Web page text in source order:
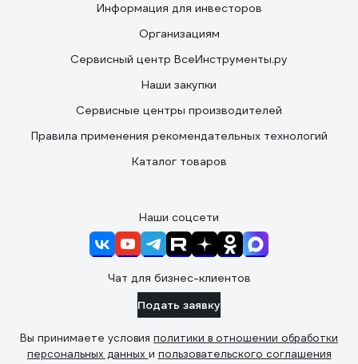
Информация для инвесторов
Организациям
Сервисный центр ВсеИнструменты.ру
Наши закупки
Сервисные центры производителей
Правила применения рекомендательных технологий
Каталог товаров
Наши соцсети
Чат для бизнес-клиентов
Подать заявку
Вы принимаете условия политики в отношении обработки
персональных данных и пользовательского соглашения